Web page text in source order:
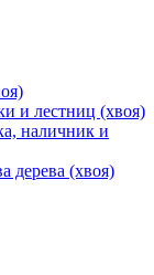
и лестниц (хвоя)
наличник и
дерева (хвоя)